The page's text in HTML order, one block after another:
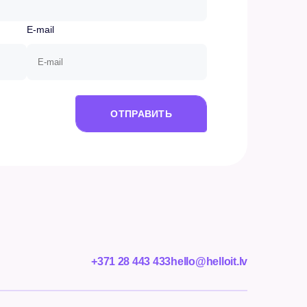
E-mail
ОТПРАВИТЬ
+371 28 443 433hello@helloit.lv